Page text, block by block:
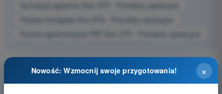
Symulacja egzaminu Dron STS - Procedury operacyjne
Pytania treningowe Dron STS - Procedury operacyjne
Pytania egzaminacyjne PDF Dron STS - Procedury operacyjne
×
Nowość: Wzmocnij swoje przygotowania!